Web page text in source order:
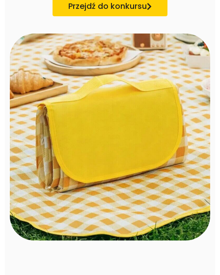
Przejdź do konkursu